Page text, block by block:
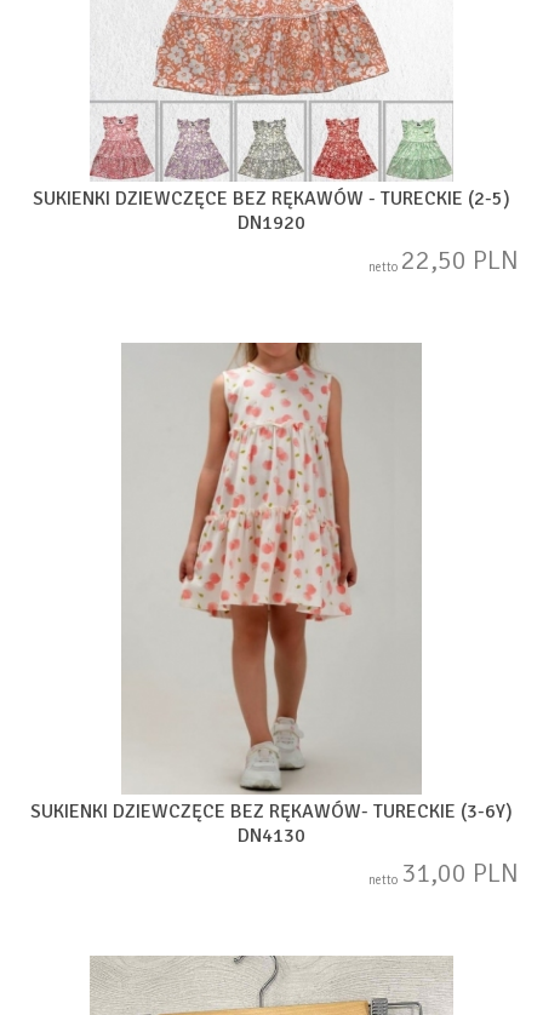
SUKIENKI DZIEWCZĘCE BEZ RĘKAWÓW - TURECKIE (2-5)
DN1920
netto 22,50 PLN
SUKIENKI DZIEWCZĘCE BEZ RĘKAWÓW- TURECKIE (3-6Y)
DN4130
netto 31,00 PLN